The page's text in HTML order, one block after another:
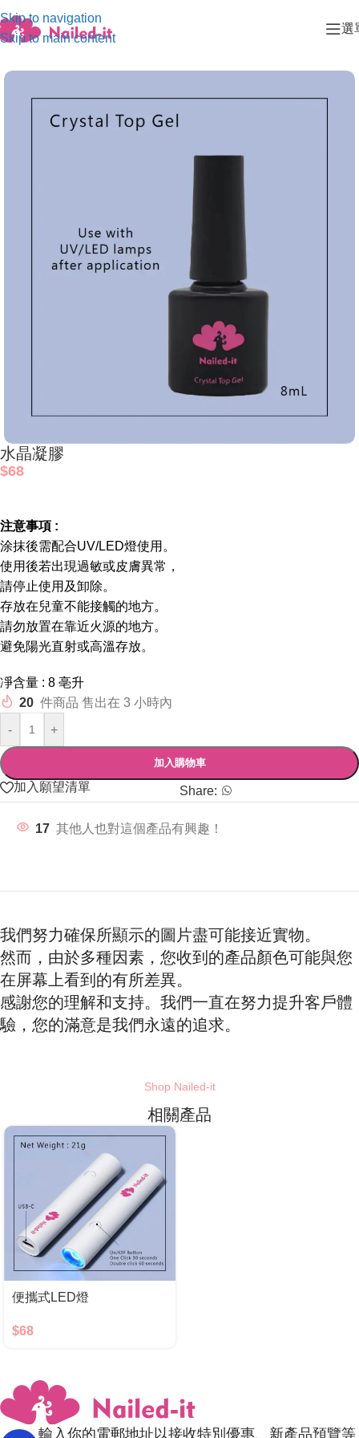
Skip to navigation
Skip to main content
選
首頁/美甲工具
水晶凝膠
$68
注意事項 :
涂抹後需配合UV/LED燈使用。
使用後若出現過敏或皮膚異常，
請停止使用及卸除。
存放在兒童不能接觸的地方。
請勿放置在靠近火源的地方。
避免陽光直射或高溫存放。
凈含量 : 8 亳升
20 件商品 售出在 3 小時內
-
+
加入購物車
加入願望清單 Share:
17 其他人也對這個產品有興趣！
我們努力確保所顯示的圖片盡可能接近實物。
然而，由於多種因素，您收到的產品顏色可能與您
在屏幕上看到的有所差異。
感謝您的理解和支持。我們一直在努力提升客戶體
驗，您的滿意是我們永遠的追求。
Shop Nailed-it
相關產品
便攜式LED燈
$68
輸入你的電郵地址以接收特別優惠、新產品預覽等